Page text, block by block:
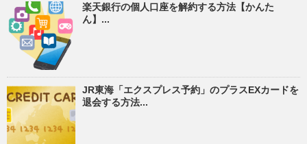
楽天銀行の個人口座を解約する方法【かんた
ん】...
JR東海「エクスプレス予約」のプラスEXカードを
退会する方法...